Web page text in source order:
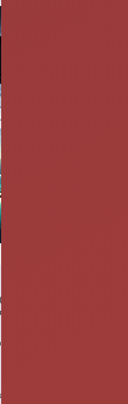
:
seul le téléchargement
l'avoir rendu
l'installateur ;